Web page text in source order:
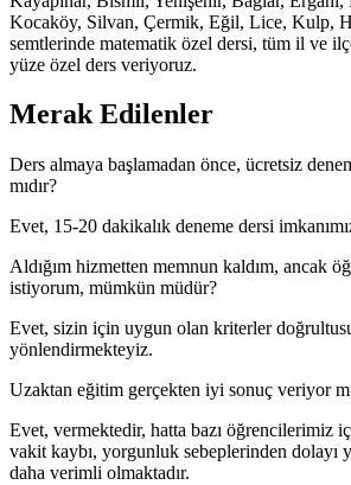
Kocaköy, Silvan, Çermik, Eğil, Lice, Kulp,
semtlerinde matematik özel dersi, tüm il ve
yüze özel ders veriyoruz.
Merak Edilenler
Ders almaya başlamadan önce, ücretsiz
mıdır?
Evet, 15-20 dakikalık deneme dersi
Aldığım hizmetten memnun kaldım, ancak
istiyorum, mümkün müdür?
Evet, sizin için uygun olan kriterler
yönlendirmekteyiz.
Uzaktan eğitim gerçekten iyi sonuç veriyor
Evet, vermektedir, hatta bazı öğrencilerimiz
vakit kaybı, yorgunluk sebeplerinden dolayı
daha verimli olmaktadır.